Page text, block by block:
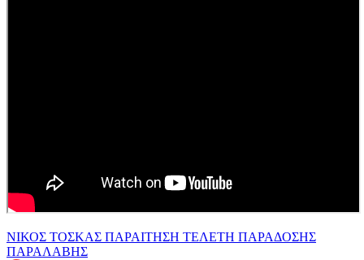
ΝΙΚΟΣ ΤΟΣΚΑΣ ΠΑΡΑΙΤΗΣΗ ΤΕΛΕΤΗ ΠΑΡΑΔΟΣΗΣ
ΠΑΡΑΛΑΒΗΣ